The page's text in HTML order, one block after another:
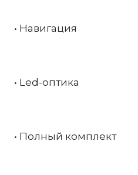
• Навигация
• Led-оптика
• Полный комплект